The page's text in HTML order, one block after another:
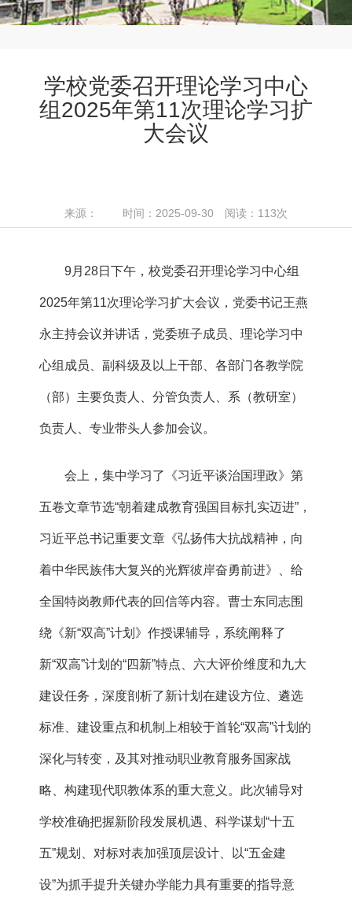
学校党委召开理论学习中心
组2025年第11次理论学习扩
大会议
来源： 时间：2025-09-30 阅读： 113次
9月28日下午，校党委召开理论学习中心组
2025年第11次理论学习扩大会议，党委书记王燕
永主持会议并讲话，党委班子成员、理论学习中
心组成员、副科级及以上干部、各部门各教学院
（部）主要负责人、分管负责人、系（教研室）
负责人、专业带头人参加会议。
会上，集中学习了《习近平谈治国理政》第
五卷文章节选“朝着建成教育强国目标扎实迈进”，
习近平总书记重要文章《弘扬伟大抗战精神，向
着中华民族伟大复兴的光辉彼岸奋勇前进》、给
全国特岗教师代表的回信等内容。曹士东同志围
绕《新“双高”计划》作授课辅导，系统阐释了
新“双高”计划的“四新”特点、六大评价维度和九大
建设任务，深度剖析了新计划在建设方位、遴选
标准、建设重点和机制上相较于首轮“双高”计划的
深化与转变，及其对推动职业教育服务国家战
略、构建现代职教体系的重大意义。此次辅导对
学校准确把握新阶段发展机遇、科学谋划“十五
五”规划、对标对表加强顶层设计、以“五金建
设”为抓手提升关键办学能力具有重要的指导意